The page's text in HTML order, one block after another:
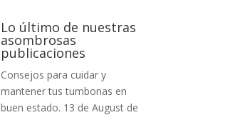
Lo último de nuestras
asombrosas
publicaciones
Consejos para cuidar y
mantener tus tumbonas en
buen estado. 13 de August de